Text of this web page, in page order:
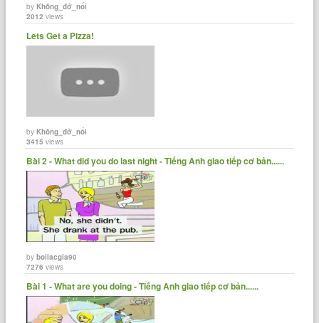
byKhông_đở_nổi
2012 views
Lets Get a Pizza!
byKhông_đở_nổi
3415 views
Bài 2 - What did you do last night - Tiếng Anh giao tiếp cơ bản......
byboilacgia90
7276 views
Bài 1 - What are you doing - Tiếng Anh giao tiếp cơ bản......